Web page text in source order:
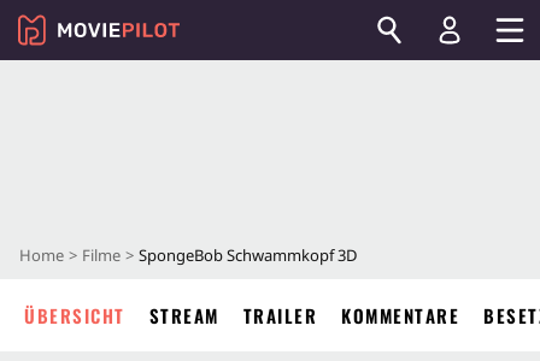
Home Filme SpongeBob Schwammkopf 3D
ÜBERSICHT STREAM TRAILER KOMMENTARE